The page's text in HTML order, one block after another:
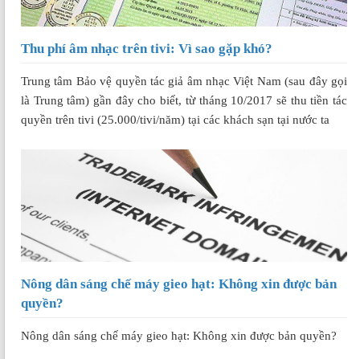
Thu phí âm nhạc trên tivi: Vì sao gặp khó?
Trung tâm Bảo vệ quyền tác giả âm nhạc Việt Nam (sau đây gọi
là Trung tâm) gần đây cho biết, từ tháng 10/2017 sẽ thu tiền tác
quyền trên tivi (25.000/tivi/năm) tại các khách sạn tại nước ta
Nông dân sáng chế máy gieo hạt: Không xin được bản
quyền?
Nông dân sáng chế máy gieo hạt: Không xin được bản quyền?